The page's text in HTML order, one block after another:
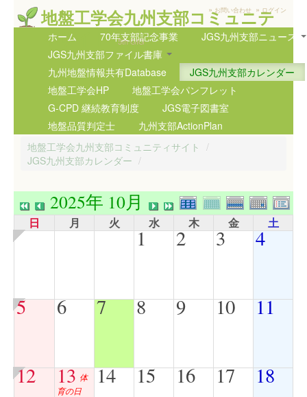
地盤工学会九州支部コミュニテ
ィサイト
5th GIG
» お問い合わせ » ログイン
ホーム 70年支部記念事業
JGS九州支部ニュース
JGS九州支部ファイル書庫
九州地盤情報共有Database
JGS九州支部カレンダー
地盤工学会HP
地盤工学会パンフレット
G-CPD 継続教育制度
JGS電子図書室
地盤品質判定士
九州支部ActionPlan
地盤工学会九州支部コミュニティサイト /
JGS九州支部カレンダー /
2025年 10月
日 月 火 水 木 金 土
1 2 3 4
5 6 7 8 9 10 11
12 13 体
育の日
14 15 16 17 18